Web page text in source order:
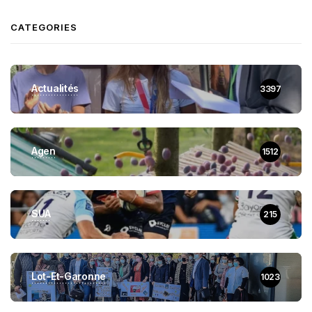
CATEGORIES
Actualités 3397
Agen 1512
SUA 215
Lot-Et-Garonne 1023